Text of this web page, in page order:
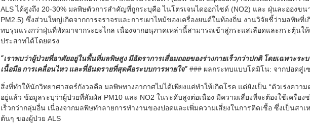
ALS ได้สูงถึง 20-30% มลพิษตัวการสำคัญที่ถูกระบุคือ ไนโตรเจนไดออกไซด์ (NO2) และ ฝุ่นละอองขน
PM2.5) ซึ่งส่วนใหญ่เกิดจากการจราจรและการเผาไหม้ของเครื่องยนต์ในท้องถิ่น งานวิจัยชี้ว่ามลพิษที่
ทบรุนแรงกว่าฝุ่นที่พัดมาจากระยะไกล เนื่องจากอนุภาคเหล่านี้สามารถเข้าสู่กระแสเลือดและกระตุ้นให้
ประสาทได้โดยตรง
“เราพบว่าผู้ป่วยที่อาศัยอยู่ในพื้นที่มลพิษสูง มีอัตราการเสื่อมถอยของร่างกายเร็วกว่าปกติ โดยเฉพาะระ
เนื้อมือ การเคลื่อนไหว และที่อันตรายที่สุดคือระบบการหายใจ” ### ผลกระทบแบบโดมิโน: จากปอดสู่เ
สิ่งที่ทำให้นักวิทยาศาสตร์กังวลคือ มลพิษทางอากาศไม่ได้เพียงแค่ทำให้เกิดโรค แต่ยังเป็น “ตัวเร่งควา
อยู่แล้ว ข้อมูลระบุว่าผู้ป่วยที่สัมผัส PM10 และ NO2 ในระดับสูงต่อเนื่อง มีความเสี่ยงที่จะต้องใช้เครื่อง
เร็วกว่ากลุ่มอื่น เนื่องจากมลพิษทำลายการทำงานของปอดและเพิ่มความเสี่ยงในการติดเชื้อ ซึ่งเป็นสา
ต้นๆ ของผู้ป่วย ALS